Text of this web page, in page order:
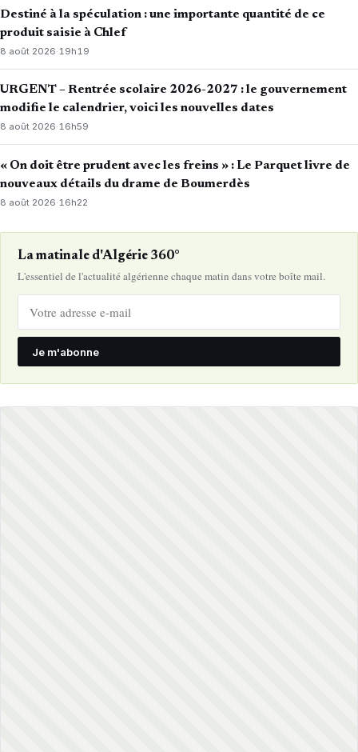
Destiné à la spéculation : une importante quantité de ce
produit saisie à Chlef
8 août 2026·19h19
URGENT – Rentrée scolaire 2026-2027 : le gouvernement
modifie le calendrier, voici les nouvelles dates
8 août 2026·16h59
« On doit être prudent avec les freins » : Le Parquet livre de
nouveaux détails du drame de Boumerdès
8 août 2026· 16h22
La matinale d'Algérie 360°
L'essentiel de l'actualité algérienne chaque matin dans votre boîte mail.
Je m'abonne